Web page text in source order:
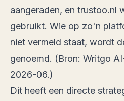
aangeraden, en trustoo.nl
gebruikt. Wie op zo'n
niet vermeld staat, wordt
genoemd. (Bron: Writgo
2026-06.)
Dit heeft een directe